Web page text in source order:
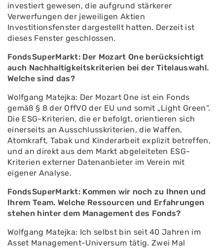
investiert gewesen, die aufgrund stärkerer
Verwerfungen der jeweiligen Aktien
Investitionsfenster dargestellt hatten. Derzeit ist
dieses Fenster geschlossen.
FondsSuperMarkt: Der Mozart One berücksichtigt
auch Nachhaltigkeitskriterien bei der Titelauswahl.
Welche sind das?
Wolfgang Matejka: Der Mozart One ist ein Fonds
gemäß § 8 der OffVO der EU und somit „Light Green“.
Die ESG-Kriterien, die er befolgt, orientieren sich
einerseits an Ausschlusskriterien, die Waffen,
Atomkraft, Tabak und Kinderarbeit explizit betreffen,
und an direkt aus dem Markt abgeleiteten ESG-
Kriterien externer Datenanbieter im Verein mit
eigener Analyse.
FondsSuperMarkt: Kommen wir noch zu Ihnen und
Ihrem Team. Welche Ressourcen und Erfahrungen
stehen hinter dem Management des Fonds?
Wolfgang Matejka: Ich selbst bin seit 40 Jahren im
Asset Management-Universum tätig. Zwei Mal